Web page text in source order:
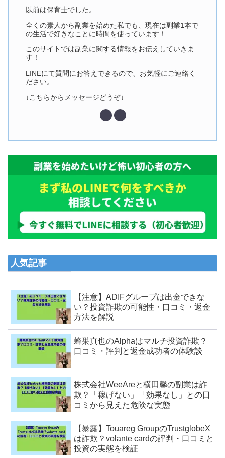
以前は保育士でした。
全くの素人から副業を始めた私でも、現在は副業1本で
の生活で好きなことに時間を使っています！
このサイトでは副業に関する情報をお伝えしていきま
す！
LINEにて質問にお答えできるので、お気軽にご連絡く
ださい。
↓こちらからメッセージどうぞ↓
人気記事
【注意】ADIFグループは出金できな
い？投資詐欺の可能性・口コミ・返金
方法を解説
蜂巣真也のAlphaはマルチ投資詐欺？
口コミ・評判と返金成功者の体験談
株式会社WeeAreと横田馨の副業は詐
欺？「稼げない」「効果なし」との口
コミから見えた危険な実態
【暴露】Touareg GroupのTrustglobeX
は詐欺？volante cardの評判・口コミと
投資の実態を検証